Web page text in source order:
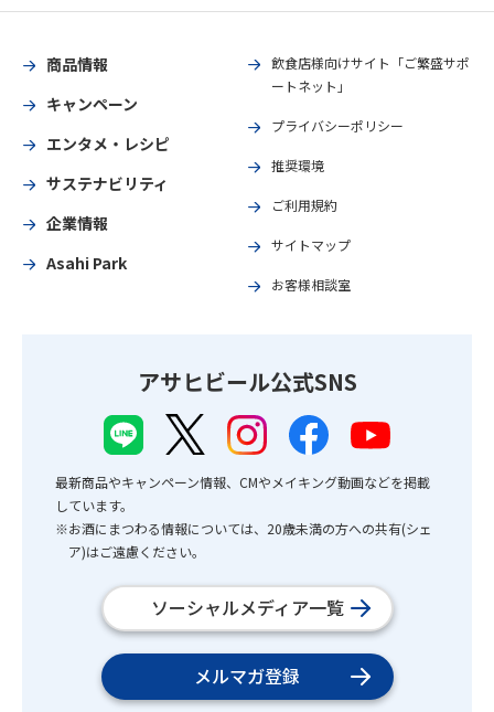
商品情報
キャンペーン
エンタメ・レシピ
サステナビリティ
企業情報
Asahi Park
飲食店様向けサイト「ご繁盛サポ
ートネット」
プライバシーポリシー
推奨環境
ご利用規約
サイトマップ
お客様相談室
アサヒビール公式SNS
最新商品やキャンペーン情報、CMやメイキング動画などを掲載
しています。
※お酒にまつわる情報については、20歳未満の方への共有(シェ
ア)はご遠慮ください。
ソーシャルメディア一覧
メルマガ登録